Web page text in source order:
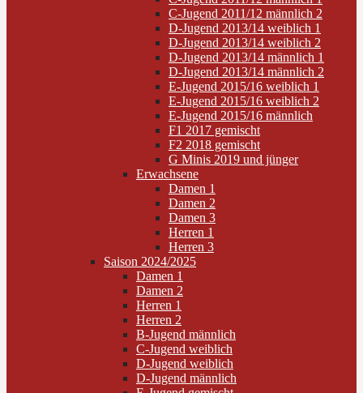
C-Jugend 2011/12 männlich 2
D-Jugend 2013/14 weiblich 1
D-Jugend 2013/14 weiblich 2
D-Jugend 2013/14 männlich 1
D-Jugend 2013/14 männlich 2
E-Jugend 2015/16 weiblich 1
E-Jugend 2015/16 weiblich 2
E-Jugend 2015/16 männlich
F1 2017 gemischt
F2 2018 gemischt
G Minis 2019 und jünger
Erwachsene
Damen 1
Damen 2
Damen 3
Herren 1
Herren 3
Saison 2024/2025
Damen 1
Damen 2
Herren 1
Herren 2
B-Jugend männlich
C-Jugend weiblich
D-Jugend weiblich
D-Jugend männlich